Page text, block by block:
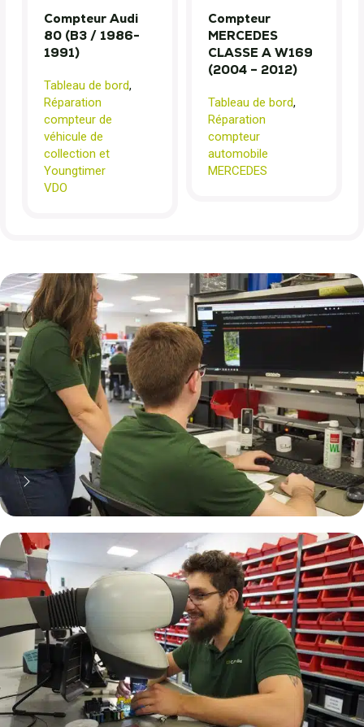
Compteur Audi
80 (B3 / 1986-
1991)
Tableau de bord,
Réparation
compteur de
véhicule de
collection et
Youngtimer
VDO
Compteur
MERCEDES
CLASSE A W169
(2004 – 2012)
Tableau de bord,
Réparation
compteur
automobile
MERCEDES
70% moins cher qu'une pièce
neuve... mais pas que !
Pourquoi réparer ?